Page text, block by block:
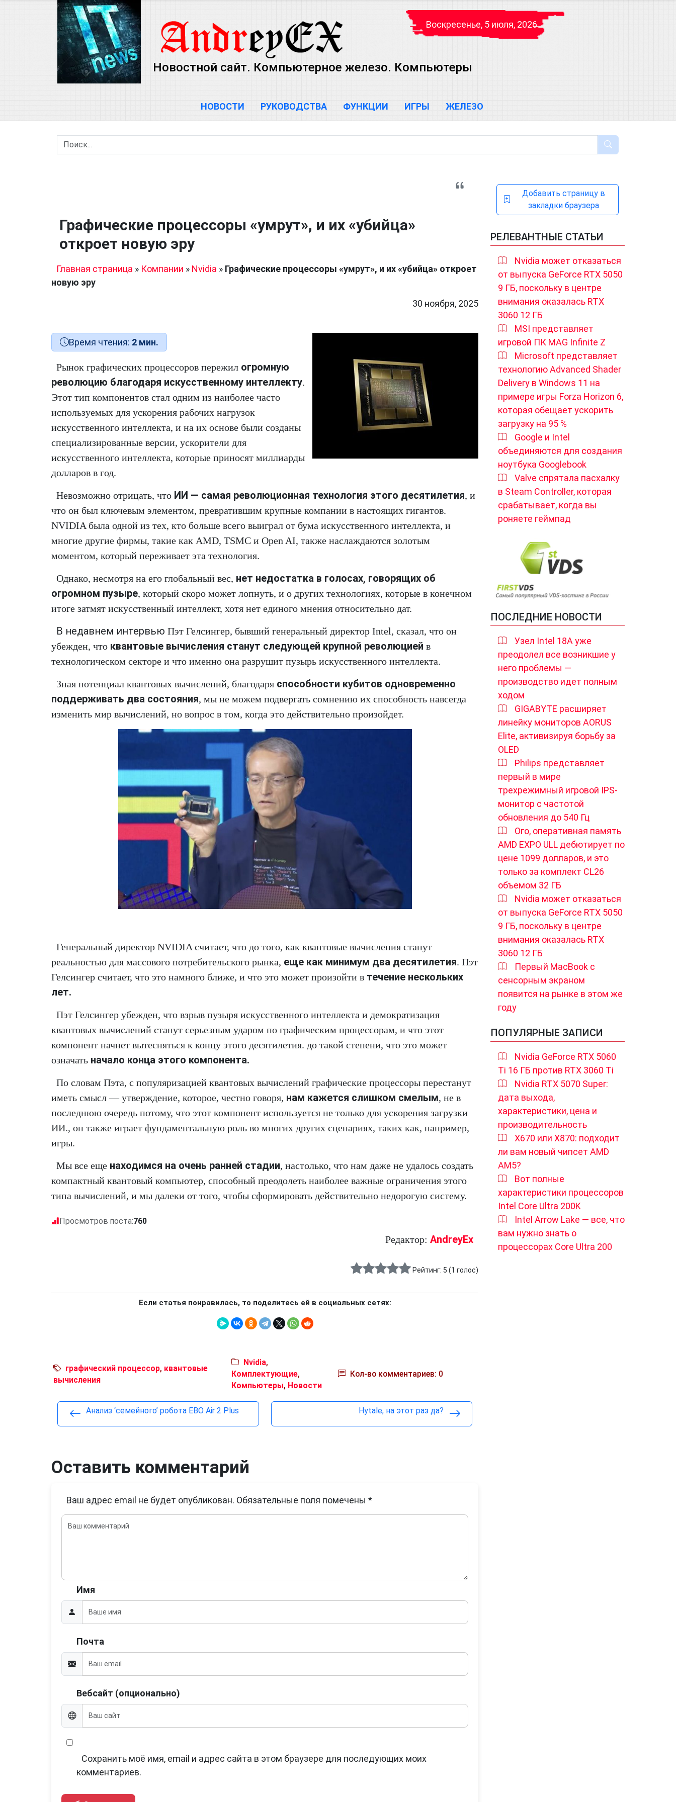
Воскресенье, 5 июля, 2026
Новостной сайт. Компьютерное железо. Компьютеры
НОВОСТИ РУКОВОДСТВА ФУНКЦИИ ИГРЫ ЖЕЛЕЗО
Графические процессоры «умрут», и их «убийца»
откроет новую эру
Главная страница » Компании » Nvidia » Графические процессоры «умрут», и их «убийца» откроет
новую эру
30 ноября, 2025
Время чтения: 2 мин.
Рынок графических процессоров пережил огромную
революцию благодаря искусственному интеллекту.
Этот тип компонентов стал одним из наиболее часто
используемых для ускорения рабочих нагрузок
искусственного интеллекта, и на их основе были созданы
специализированные версии, ускорители для
искусственного интеллекта, которые приносят миллиарды
долларов в год.
Невозможно отрицать, что ИИ — самая революционная технология этого десятилетия, и
что он был ключевым элементом, превратившим крупные компании в настоящих гигантов.
NVIDIA была одной из тех, кто больше всего выиграл от бума искусственного интеллекта, и
многие другие фирмы, такие как AMD, TSMC и Open AI, также наслаждаются золотым
моментом, который переживает эта технология.
Однако, несмотря на его глобальный вес, нет недостатка в голосах, говорящих об
огромном пузыре, который скоро может лопнуть, и о других технологиях, которые в конечном
итоге затмят искусственный интеллект, хотя нет единого мнения относительно дат.
В недавнем интервью Пэт Гелсингер, бывший генеральный директор Intel, сказал, что он
убежден, что квантовые вычисления станут следующей крупной революцией в
технологическом секторе и что именно она разрушит пузырь искусственного интеллекта.
Зная потенциал квантовых вычислений, благодаря способности кубитов одновременно
поддерживать два состояния, мы не можем подвергать сомнению их способность навсегда
изменить мир вычислений, но вопрос в том, когда это действительно произойдет.
Генеральный директор NVIDIA считает, что до того, как квантовые вычисления станут
реальностью для массового потребительского рынка, еще как минимум два десятилетия. Пэт
Гелсингер считает, что это намного ближе, и что это может произойти в течение нескольких
лет.
Пэт Гелсингер убежден, что взрыв пузыря искусственного интеллекта и демократизация
квантовых вычислений станут серьезным ударом по графическим процессорам, и что этот
компонент начнет вытесняться к концу этого десятилетия. до такой степени, что это может
означать начало конца этого компонента.
По словам Пэта, с популяризацией квантовых вычислений графические процессоры перестанут
иметь смысл — утверждение, которое, честно говоря, нам кажется слишком смелым, не в
последнюю очередь потому, что этот компонент используется не только для ускорения загрузки
ИИ., он также играет фундаментальную роль во многих других сценариях, таких как, например,
игры.
Мы все еще находимся на очень ранней стадии, настолько, что нам даже не удалось создать
компактный квантовый компьютер, способный преодолеть наиболее важные ограничения этого
типа вычислений, и мы далеки от того, чтобы сформировать действительно недорогую систему.
Просмотров поста:760
Редактор: AndreyEx
Рейтинг: 5 (1 голос)
Если статья понравилась, то поделитесь ей в социальных сетях:
графический процессор, квантовые
вычисления
Nvidia,
Комплектующие,
Компьютеры, Новости
Кол-во комментариев: 0
Анализ ‘семейного’ робота EBO Air 2 Plus Hytale, на этот раз да?
Оставить комментарий
Ваш адрес email не будет опубликован. Обязательные поля помечены *
Имя
Почта
Вебсайт (опционально)
Сохранить моё имя, email и адрес сайта в этом браузере для последующих моих
комментариев.
Добавить страницу в
закладки браузера
РЕЛЕВАНТНЫЕ СТАТЬИ
Nvidia может отказаться
от выпуска GeForce RTX 5050
9 ГБ, поскольку в центре
внимания оказалась RTX
3060 12 ГБ
MSI представляет
игровой ПК MAG Infinite Z
Microsoft представляет
технологию Advanced Shader
Delivery в Windows 11 на
примере игры Forza Horizon 6,
которая обещает ускорить
загрузку на 95 %
Google и Intel
объединяются для создания
ноутбука Googlebook
Valve спрятала пасхалку
в Steam Controller, которая
срабатывает, когда вы
роняете геймпад
ПОСЛЕДНИЕ НОВОСТИ
Узел Intel 18A уже
преодолел все возникшие у
него проблемы —
производство идет полным
ходом
GIGABYTE расширяет
линейку мониторов AORUS
Elite, активизируя борьбу за
OLED
Philips представляет
первый в мире
трехрежимный игровой IPS-
монитор с частотой
обновления до 540 Гц
Ого, оперативная память
AMD EXPO ULL дебютирует по
цене 1099 долларов, и это
только за комплект CL26
объемом 32 ГБ
Nvidia может отказаться
от выпуска GeForce RTX 5050
9 ГБ, поскольку в центре
внимания оказалась RTX
3060 12 ГБ
Первый MacBook с
сенсорным экраном
появится на рынке в этом же
году
ПОПУЛЯРНЫЕ ЗАПИСИ
Nvidia GeForce RTX 5060
Ti 16 ГБ против RTX 3060 Ti
Nvidia RTX 5070 Super:
дата выхода,
характеристики, цена и
производительность
X670 или X870: подходит
ли вам новый чипсет AMD
AM5?
Вот полные
характеристики процессоров
Intel Core Ultra 200K
Intel Arrow Lake — все, что
вам нужно знать о
процессорах Core Ultra 200